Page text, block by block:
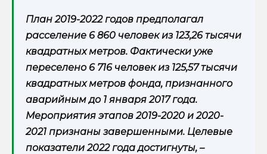
План 2019-2022 годов предполагал
расселение 6 860 человек из 123,26 тысячи
квадратных метров. Фактически уже
переселено 6 716 человек из 125,57 тысячи
квадратных метров фонда, признанного
аварийным до 1 января 2017 года.
Мероприятия этапов 2019-2020 и 2020-
2021 признаны завершенными. Целевые
показатели 2022 года достигнуты, –